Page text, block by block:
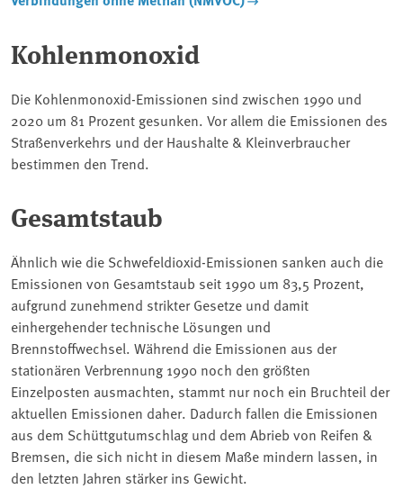
Kohlenmonoxid
Die Kohlenmonoxid-Emissionen sind zwischen 1990 und
2020 um 81 Prozent gesunken. Vor allem die Emissionen des
Straßenverkehrs und der Haushalte & Kleinverbraucher
bestimmen den Trend.
Gesamtstaub
Ähnlich wie die Schwefeldioxid-Emissionen sanken auch die
Emissionen von Gesamtstaub seit 1990 um 83,5 Prozent,
aufgrund zunehmend strikter Gesetze und damit
einhergehender technische Lösungen und
Brennstoffwechsel. Während die Emissionen aus der
stationären Verbrennung 1990 noch den größten
Einzelposten ausmachten, stammt nur noch ein Bruchteil der
aktuellen Emissionen daher. Dadurch fallen die Emissionen
aus dem Schüttgutumschlag und dem Abrieb von Reifen &
Bremsen, die sich nicht in diesem Maße mindern lassen, in
den letzten Jahren stärker ins Gewicht.